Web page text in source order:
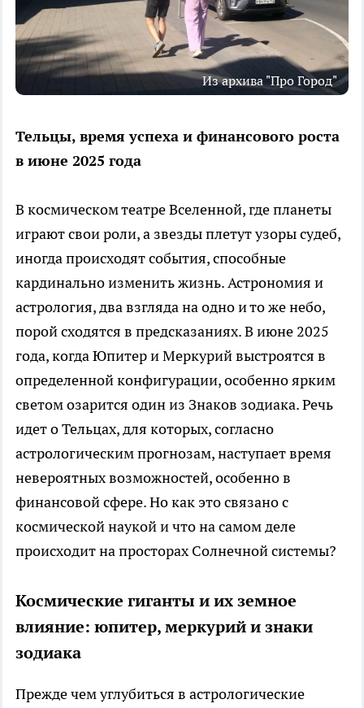
Из архива "Про Город"
Тельцы, время успеха и финансового роста
в июне 2025 года
В космическом театре Вселенной, где планеты
играют свои роли, а звезды плетут узоры судеб,
иногда происходят события, способные
кардинально изменить жизнь. Астрономия и
астрология, два взгляда на одно и то же небо,
порой сходятся в предсказаниях. В июне 2025
года, когда Юпитер и Меркурий выстроятся в
определенной конфигурации, особенно ярким
светом озарится один из Знаков зодиака. Речь
идет о Тельцах, для которых, согласно
астрологическим прогнозам, наступает время
невероятных возможностей, особенно в
финансовой сфере. Но как это связано с
космической наукой и что на самом деле
происходит на просторах Солнечной системы?
Космические гиганты и их земное
влияние: юпитер, меркурий и знаки
зодиака
Прежде чем углубиться в астрологические